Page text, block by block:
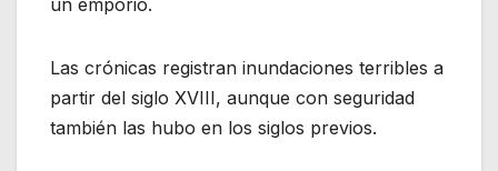
Las crónicas registran inundaciones terribles a
partir del siglo XVIII, aunque con seguridad
también las hubo en los siglos previos.